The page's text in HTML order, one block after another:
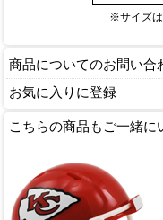
※サイズは
商品についてのお問い合
お気に入りに登録
こちらの商品もご一緒に